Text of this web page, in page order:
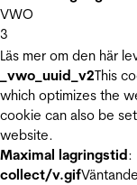
VWO
3
Läs mer om den här
_vwo_uuid_v2This
which optimizes the
cookie can also be
website.
Maximal lagringstid:
collect/v.gifVäntande